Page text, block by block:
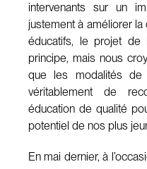
intervenants sur un
justement à améliorer
éducatifs, le projet de
principe, mais nous
que les modalités de
véritablement de
éducation de qualité
potentiel de nos plus
En mai dernier, à